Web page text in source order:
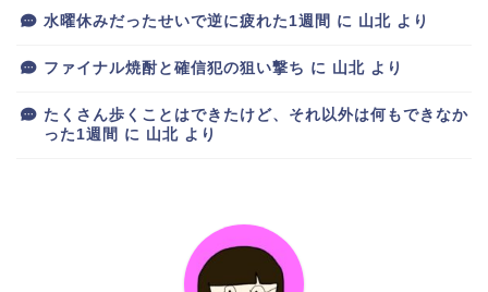
水曜休みだったせいで逆に疲れた1週間 に 山北 より
ファイナル焼酎と確信犯の狙い撃ち に 山北 より
たくさん歩くことはできたけど、それ以外は何もできなか
った1週間 に 山北 より